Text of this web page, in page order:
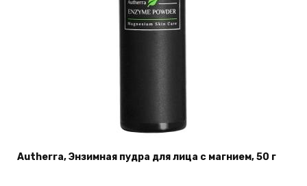
Autherra, Энзимная пудра для лица с магнием, 50 г